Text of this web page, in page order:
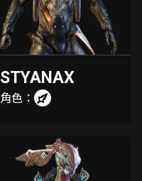
STYANAX
角色：